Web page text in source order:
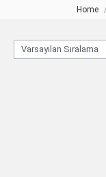
You
Home